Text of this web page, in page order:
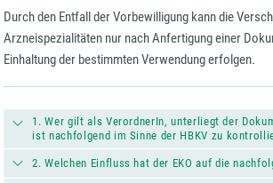
Durch den Entfall der Vorbewilligung kann die
Arzneispezialitäten nur nach Anfertigung einer
Einhaltung der bestimmten Verwendung erfolgen.
1. Wer gilt als VerordnerIn, unterliegt der
ist nachfolgend im Sinne der HBKV zu
2. Welchen Einfluss hat der EKO auf die